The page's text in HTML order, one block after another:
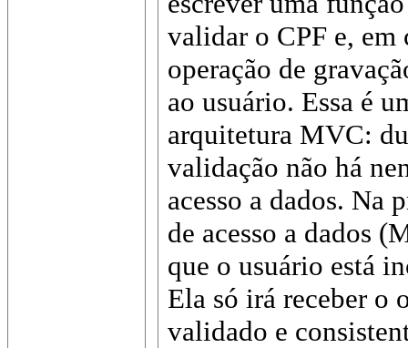
validar o CPF e, em
operação de
ao usuário. Essa é
arquitetura MVC:
validação não há
acesso a dados. Na
de acesso a dados
que o usuário está
Ela só irá receber o
validado e